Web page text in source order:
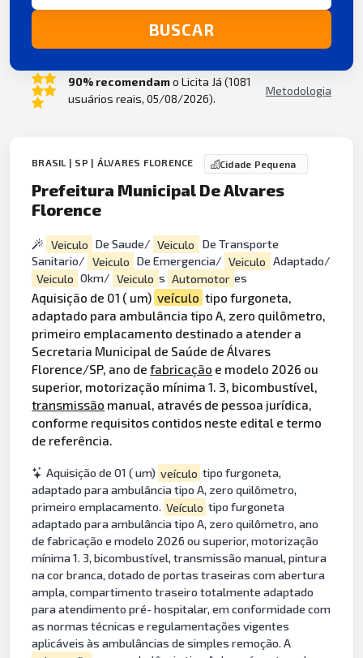
BUSCAR
90% recomendamo Licita Já (1081
usuários reais, 05/08/2026).
Metodologia
BRASIL | SP | ÁLVARES FLORENCE Cidade Pequena
Prefeitura Municipal De Alvares
Florence
Veiculo De Saude/ Veiculo
De Transporte
Sanitario/ Veiculo De Emergencia/ Veiculo Adaptado/
Veiculo 0km/ Veiculo s Automotor es
Aquisição de 01 ( um) veículo tipo furgoneta,
adaptado para ambulância tipo A, zero quilômetro,
primeiro emplacamento destinado a atender a
Secretaria Municipal de Saúde de Álvares
Florence/SP, ano defabricação e modelo 2026 ou
superior, motorização mínima 1. 3, bicombustível,
transmissão manual, através de pessoa jurídica,
conforme requisitos contidos neste edital e termo
de referência.
Aquisição de 01 ( um) veículo tipo furgoneta,
adaptado para ambulância tipo A, zero quilômetro,
primeiro emplacamento. Veículo tipo furgoneta
adaptado para ambulância tipo A, zero quilômetro, ano
de fabricação e modelo 2026 ou superior, motorização
mínima 1. 3, bicombustível, transmissão manual, pintura
na cor branca, dotado de portas traseiras com abertura
ampla, compartimento traseiro totalmente adaptado
para atendimento pré- hospitalar, em conformidade com
as normas técnicas e regulamentações vigentes
aplicáveis às ambulâncias de simples remoção. A